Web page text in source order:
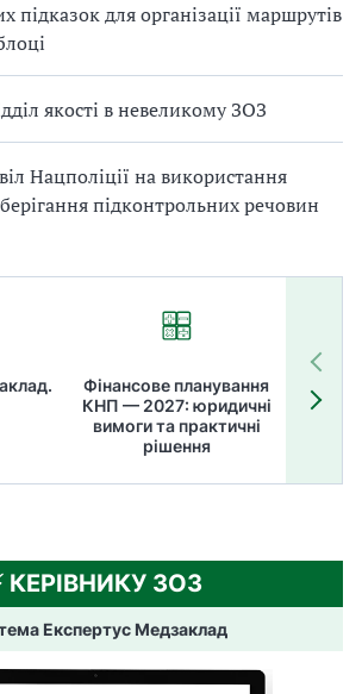
підказок для організації маршрутів
якості в невеликому ЗОЗ
Нацполіції на використання
підконтрольних речовин
Фінансове планування
КНП — 2027: юридичні
вимоги та практичні
рішення
КЕРІВНИКУ ЗОЗ
Експертус Медзаклад